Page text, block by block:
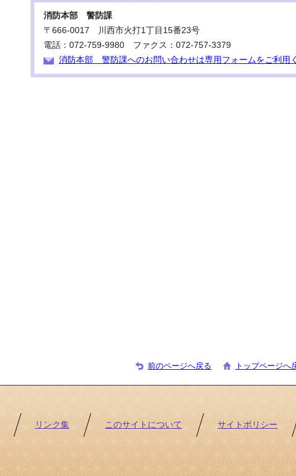
消防本部 警防課
〒666-0017 川西市火打1丁目15番23号
電話：072-759-9980 ファクス：072-757-3379
消防本部 警防課へのお問い合わせは専用フォームをご利用
前のページへ戻る トップページへ
リンク集 このサイトについて サイトポリシー